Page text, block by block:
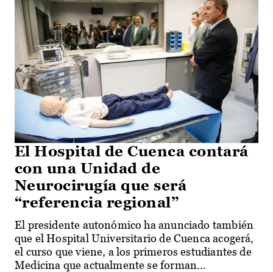
El Hospital de Cuenca contará
con una Unidad de
Neurocirugía que será
“referencia regional”
El presidente autonómico ha anunciado también
que el Hospital Universitario de Cuenca acogerá,
el curso que viene, a los primeros estudiantes de
Medicina que actualmente se forman...